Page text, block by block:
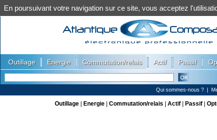
Outillage Energie Commutation/relais Actif Passif
Qui sommes-nous ? |
Outillage| Energie| Commutation/relais Actif| Passif|
En poursuivant votre navigation sur ce site, vous acceptez